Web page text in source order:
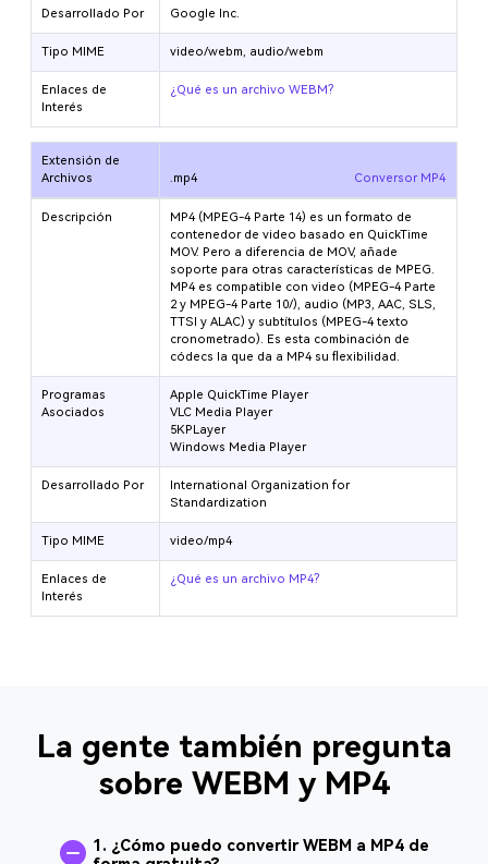
Desarrollado Por Google Inc.
Tipo MIME video/webm, audio/webm
Enlaces de
Interés
¿Qué es un archivo WEBM?
Extensión de
Archivos
.mp4 Conversor MP4
Descripción
MP4 (MPEG-4 Parte 14) es un formato de
contenedor de video basado en QuickTime
MOV. Pero a diferencia de MOV, añade
soporte para otras características de MPEG.
MP4 es compatible con video (MPEG-4 Parte
2 y MPEG-4 Parte 10/), audio (MP3, AAC, SLS,
TTSI y ALAC) y subtítulos (MPEG-4 texto
cronometrado). Es esta combinación de
códecs la que da a MP4 su flexibilidad.
Programas
Asociados
Apple QuickTime Player
VLC Media Player
5KPLayer
Windows Media Player
Desarrollado Por
International Organization for
Standardization
Tipo MIME video/mp4
Enlaces de
Interés
¿Qué es un archivo MP4?
La gente también pregunta
sobre WEBM y MP4
1. ¿Cómo puedo convertir WEBM a MP4 de